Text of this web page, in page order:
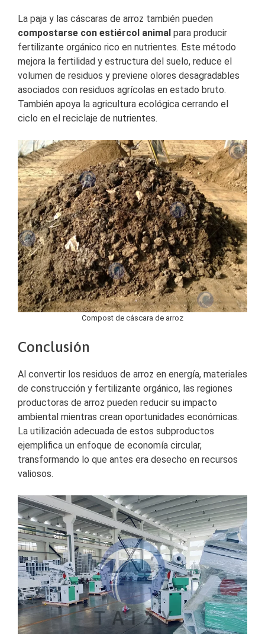
La paja y las cáscaras de arroz también pueden
compostarse con estiércol animal para producir
fertilizante orgánico rico en nutrientes. Este método
mejora la fertilidad y estructura del suelo, reduce el
volumen de residuos y previene olores desagradables
asociados con residuos agrícolas en estado bruto.
También apoya la agricultura ecológica cerrando el
ciclo en el reciclaje de nutrientes.
Compost de cáscara de arroz
Conclusión
Al convertir los residuos de arroz en energía, materiales
de construcción y fertilizante orgánico, las regiones
productoras de arroz pueden reducir su impacto
ambiental mientras crean oportunidades económicas.
La utilización adecuada de estos subproductos
ejemplifica un enfoque de economía circular,
transformando lo que antes era desecho en recursos
valiosos.